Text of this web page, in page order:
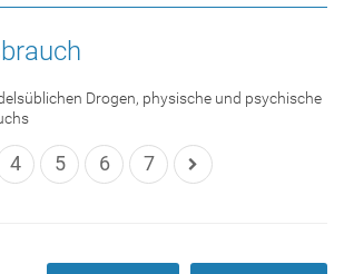
Drogen, physische und psychische
4 5 6 7